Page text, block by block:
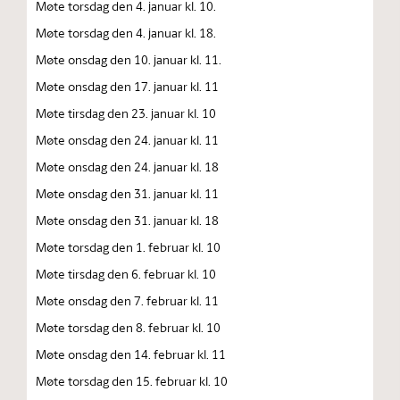
Møte torsdag den 4. januar kl. 10.
Møte torsdag den 4. januar kl. 18.
Møte onsdag den 10. januar kl. 11.
Møte onsdag den 17. januar kl. 11
Møte tirsdag den 23. januar kl. 10
Møte onsdag den 24. januar kl. 11
Møte onsdag den 24. januar kl. 18
Møte onsdag den 31. januar kl. 11
Møte onsdag den 31. januar kl. 18
Møte torsdag den 1. februar kl. 10
Møte tirsdag den 6. februar kl. 10
Møte onsdag den 7. februar kl. 11
Møte torsdag den 8. februar kl. 10
Møte onsdag den 14. februar kl. 11
Møte torsdag den 15. februar kl. 10